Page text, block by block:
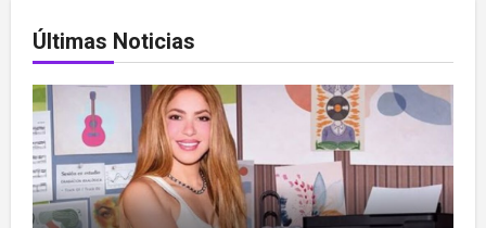
Últimas Noticias